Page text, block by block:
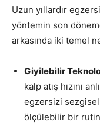
Uzun yıllardır
yöntemin son
arkasında iki temel
Giyilebilir
kalp atış hızını
egzersizi sezgisel
ölçülebilir bir